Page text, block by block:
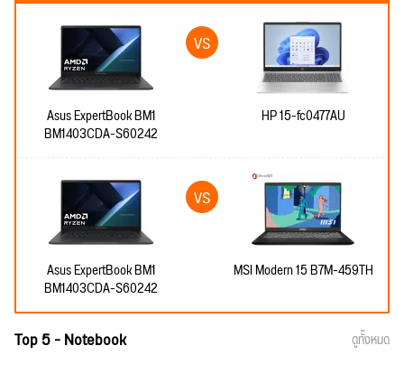
Asus ExpertBook BM1
BM1403CDA-S60242
HP 15-fc0477AU
Asus ExpertBook BM1
BM1403CDA-S60242
MSI Modern 15 B7M-459TH
Top 5 - Notebook ดูทั้งหมด